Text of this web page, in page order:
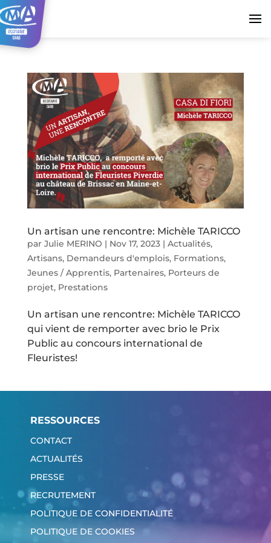
Un artisan une rencontre: Michèle TARICCO
par Julie MERINO | Nov 17, 2023| Actualités,
Artisans, Demandeurs d'emplois, Formations,
Jeunes / Apprentis, Partenaires, Porteurs de
projet, Prestations
Un artisan une rencontre: Michèle TARICCO
qui vient de remporter avec brio le Prix
Public au concours international de
Fleuristes!
RESSOURCES
CONTACT
ACTUALITÉS
PRESSE
RECRUTEMENT
POLITIQUE DE CONFIDENTIALITÉ
POLITIQUE DE COOKIES